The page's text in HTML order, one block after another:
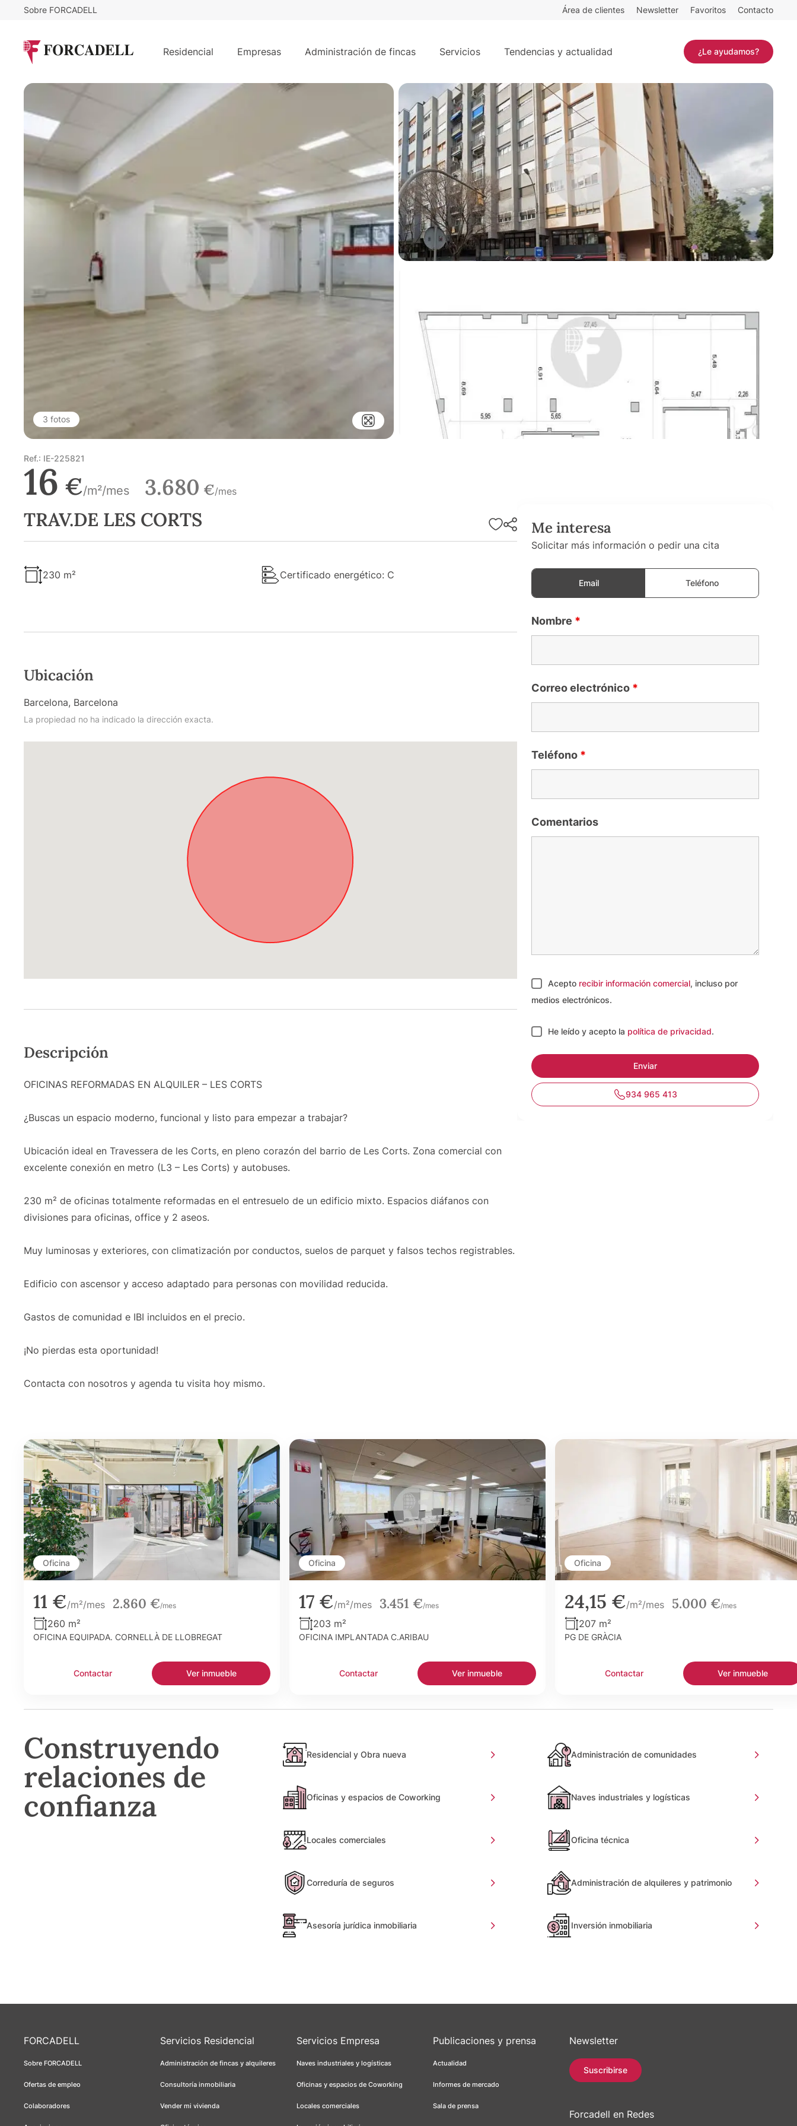
Sobre FORCADELL Área de clientes Newsletter Favoritos Contacto
Residencial Empresas Administración de fincas Servicios Tendencias y actualidad ¿Le ayudamos?
TRAV.DE LES CORTS
3 fotos
Ref.: IE-225821
16 €/m²/mes 3.680 €/mes
TRAV.DE LES CORTS
230 m² Certificado energético: C
Ubicación
Barcelona, Barcelona
La propiedad no ha indicado la dirección exacta.
Descripción
OFICINAS REFORMADAS EN ALQUILER – LES CORTS
¿Buscas un espacio moderno, funcional y listo para empezar a trabajar?
Ubicación ideal en Travessera de les Corts, en pleno corazón del barrio de Les Corts. Zona comercial con
excelente conexión en metro (L3 – Les Corts) y autobuses.
230 m² de oficinas totalmente reformadas en el entresuelo de un edificio mixto. Espacios diáfanos con
divisiones para oficinas, office y 2 aseos.
Muy luminosas y exteriores, con climatización por conductos, suelos de parquet y falsos techos registrables.
Edificio con ascensor y acceso adaptado para personas con movilidad reducida.
Gastos de comunidad e IBI incluidos en el precio.
¡No pierdas esta oportunidad!
Contacta con nosotros y agenda tu visita hoy mismo.
Me interesa
Solicitar más información o pedir una cita
Email Teléfono
Nombre *
Correo electrónico *
Teléfono *
Comentarios
Acepto recibir información comercial, incluso por
medios electrónicos.
He leído y acepto la política de privacidad.
934 965 413
Oficina
11 €/m²/mes 2.860 €/mes
260 m²
OFICINA EQUIPADA. CORNELLÀ DE LLOBREGAT
Contactar Ver inmueble
Oficina
17 €/m²/mes 3.451 €/mes
203 m²
OFICINA IMPLANTADA C.ARIBAU
Contactar Ver inmueble
Oficina
24,15 €/m²/mes 5.000 €/mes
207 m²
PG DE GRÀCIA
Contactar Ver inmueble
Construyendo
relaciones de
confianza
Residencial y Obra nueva Administración de comunidades
Oficinas y espacios de Coworking Naves industriales y logísticas
Locales comerciales Oficina técnica
Correduría de seguros Administración de alquileres y patrimonio
Asesoría jurídica inmobiliaria Inversión inmobiliaria
FORCADELL
Sobre FORCADELL
Ofertas de empleo
Colaboradores
Servicios Residencial
Administración de fincas y alquileres
Consultoría inmobiliaria
Vender mi vivienda
Servicios Empresa
Naves industriales y logísticas
Oficinas y espacios de Coworking
Locales comerciales
Publicaciones y prensa
Actualidad
Informes de mercado
Sala de prensa
Newsletter
Suscribirse
Forcadell en Redes